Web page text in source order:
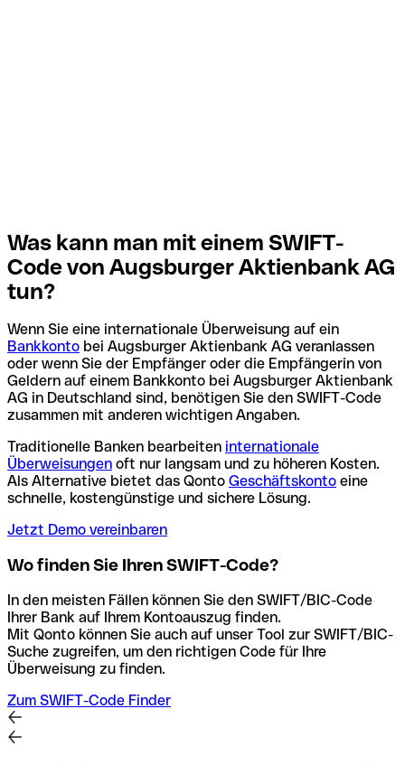
Was kann man mit einem SWIFT-
Code von Augsburger Aktienbank AG
tun?
Wenn Sie eine internationale Überweisung auf ein
Bankkonto bei Augsburger Aktienbank AG veranlassen
oder wenn Sie der Empfänger oder die Empfängerin von
Geldern auf einem Bankkonto bei Augsburger Aktienbank
AG in Deutschland sind, benötigen Sie den SWIFT-Code
zusammen mit anderen wichtigen Angaben.
Traditionelle Banken bearbeiten internationale
Überweisungen oft nur langsam und zu höheren Kosten.
Als Alternative bietet das Qonto Geschäftskonto eine
schnelle, kostengünstige und sichere Lösung.
Jetzt Demo vereinbaren
Wo finden Sie Ihren SWIFT-Code?
In den meisten Fällen können Sie den SWIFT/BIC-Code
Ihrer Bank auf Ihrem Kontoauszug finden.
Mit Qonto können Sie auch auf unser Tool zur SWIFT/BIC-
Suche zugreifen, um den richtigen Code für Ihre
Überweisung zu finden.
Zum SWIFT-Code Finder